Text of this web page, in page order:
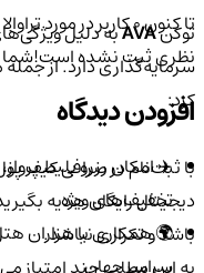
توکنAVAبه دلیل
سرمایه‌گذاری دارد. از جمله
کرد:
✈️ امکان رزرو بلیط
تخفیف‌های ویژه
🌍 همکاری با هزاران
سراسر جهان
تا کنون 0 کاربر در مورد تراوالا
نظری ثبت نشده است!شما
افزودن دیدگاه
با ثبت‌نام در صرافی کیف
باشد و تکراری نباشد.